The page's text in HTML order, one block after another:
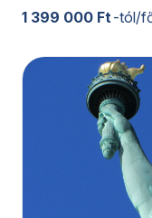
Ikonikus
sokszínűség
További
Államokról
1 399 000 Ft -tól/